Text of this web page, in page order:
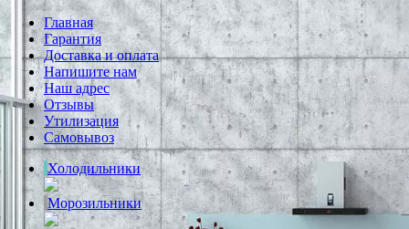
Главная
Гарантия
Доставка и оплата
Напишите нам
Наш адрес
Отзывы
Утилизация
Самовывоз
Холодильники
Морозильники